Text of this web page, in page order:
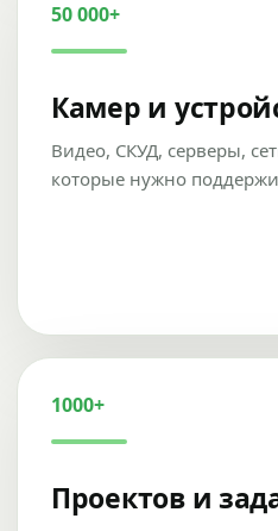
50 000+
Камер и
Видео, СКУД, серверы,
которые нужно
1000+
Проектов и